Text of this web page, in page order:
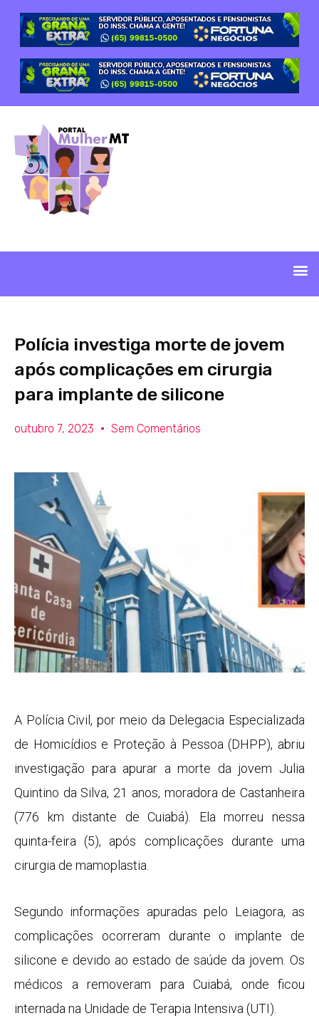
Polícia investiga morte de jovem
após complicações em cirurgia
para implante de silicone
outubro 7, 2023 Sem Comentários
A Polícia Civil, por meio da Delegacia Especializada
de Homicídios e Proteção à Pessoa (DHPP), abriu
investigação para apurar a morte da jovem Julia
Quintino da Silva, 21 anos, moradora de Castanheira
(776 km distante de Cuiabá). Ela morreu nessa
quinta-feira (5), após complicações durante uma
cirurgia de mamoplastia.
Segundo informações apuradas pelo Leiagora, as
complicações ocorreram durante o implante de
silicone e devido ao estado de saúde da jovem. Os
médicos a removeram para Cuiabá, onde ficou
internada na Unidade de Terapia Intensiva (UTI).